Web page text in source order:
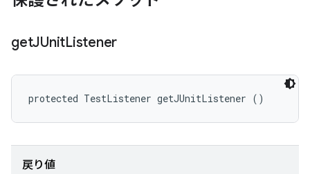
getJUnitListener
protected TestListener getJUnitListener ()
戻り値